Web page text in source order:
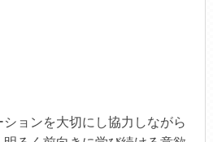
ョンを大切にし協力しながら